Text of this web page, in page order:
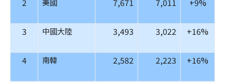
2 美國 7,671 7,011 +9%
3 中國大陸 3,493 3,022 +16%
4 南韓 2,582 2,223 +16%